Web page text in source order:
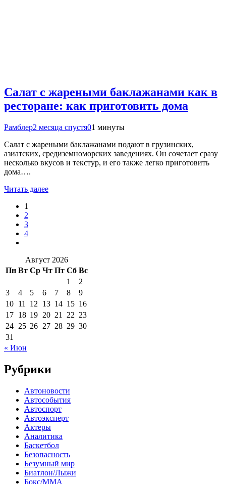
Салат с жареными баклажанами как в
ресторане: как приготовить дома
Рамблер2 месяца спустя01 минуты
Салат с жареными баклажанами подают в грузинских,
азиатских, средиземноморских заведениях. Он сочетает сразу
несколько вкусов и текстур, и его также легко приготовить
дома….
Читать далее
1
2
3
4
Август 2026
Пн Вт Ср Чт Пт Сб Вс
1
2
3
4 5 6 7 8
9
10 11 12 13 14 15 16
17 18 19 20 21 22 23
24 25 26 27 28 29 30
31
« Июн
Рубрики
Автоновости
Автособытия
Автоспорт
Автоэксперт
Актеры
Аналитика
Баскетбол
Безопасность
Безумный мир
Биатлон/Лыжи
Бокс/MMA